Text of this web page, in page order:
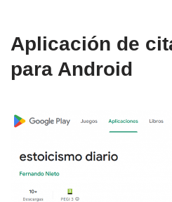
Aplicación de
para Android